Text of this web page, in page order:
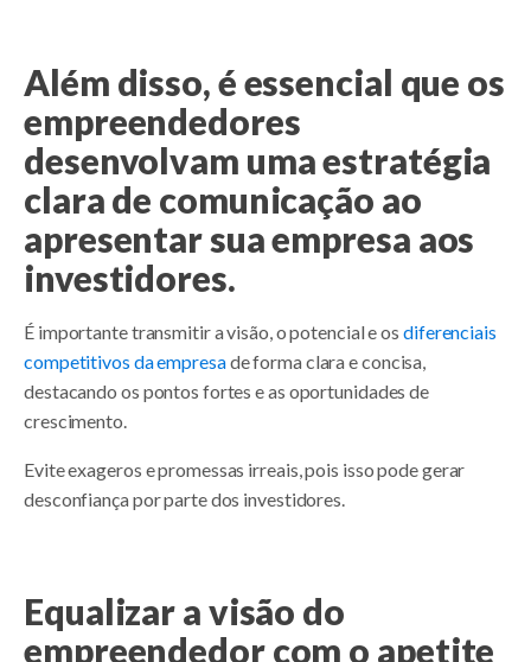
Além disso, é essencial que os
empreendedores
desenvolvam uma estratégia
clara de comunicação ao
apresentar sua empresa aos
investidores.
É importante transmitir a visão, o potencial e os diferenciais
competitivos da empresade forma clara e concisa,
destacando os pontos fortes e as oportunidades de
crescimento.
Evite exageros e promessas irreais, pois isso pode gerar
desconfiança por parte dos investidores.
Equalizar a visão do
empreendedor com o apetite